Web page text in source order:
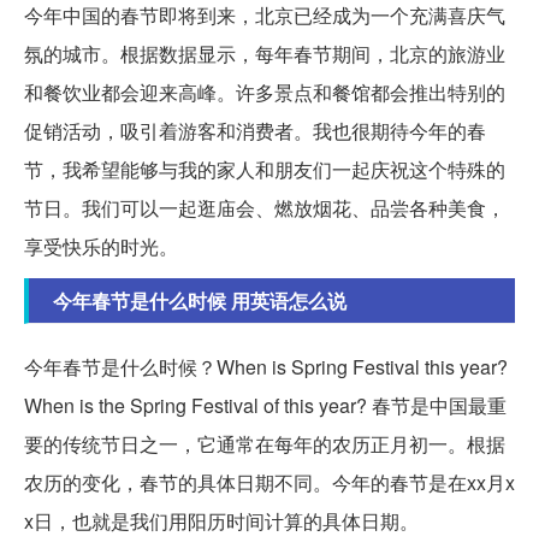
今年中国的春节即将到来，北京已经成为一个充满喜庆气
氛的城市。根据数据显示，每年春节期间，北京的旅游业
和餐饮业都会迎来高峰。许多景点和餐馆都会推出特别的
促销活动，吸引着游客和消费者。我也很期待今年的春
节，我希望能够与我的家人和朋友们一起庆祝这个特殊的
节日。我们可以一起逛庙会、燃放烟花、品尝各种美食，
享受快乐的时光。
今年春节是什么时候 用英语怎么说
今年春节是什么时候？When is Spring Festival this year?
When is the Spring Festival of this year? 春节是中国最重
要的传统节日之一，它通常在每年的农历正月初一。根据
农历的变化，春节的具体日期不同。今年的春节是在xx月x
x日，也就是我们用阳历时间计算的具体日期。